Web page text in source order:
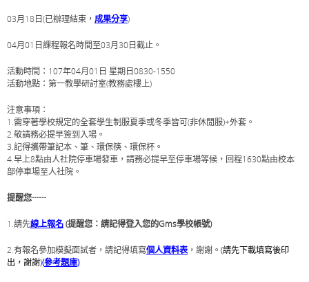
03月18日(已辦理結束， 成果分享)
04月01日課程報名時間至03月30日截止。
活動時間：107年04月01日 星期日0830-1550
活動地點：第一教學研討室(教務處樓上)
注意事項：
1.需穿著學校規定的全套學生制服夏季或冬季皆可(非休閒服)+外套。
2.敬請務必提早簽到入場。
3.記得攜帶筆記本、筆、環保筷、環保杯。
4.早上8點由人社院停車場發車，請務必提早至停車場等候，回程1630點由校本
部停車場至人社院。
提醒您~~~
1.請先線上報名(提醒您：請記得登入您的Gms學校帳號)
2.有報名參加模擬面試者，請記得填寫個人資料表，謝謝。 (請先下載填寫後印
出，謝謝)(參考題庫)